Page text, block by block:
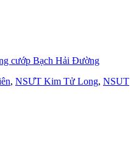
cướp Bạch Hải Đường
, NSƯT Kim Tử Long, NSUT